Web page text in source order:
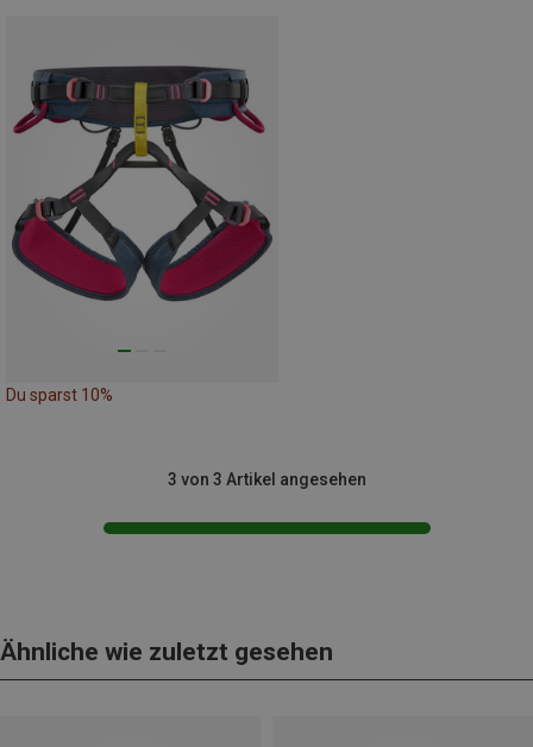
Du sparst 10%
3 von 3 Artikel angesehen
Ähnliche wie zuletzt gesehen